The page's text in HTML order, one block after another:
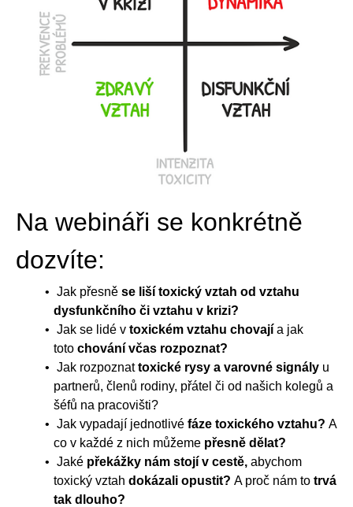
Na webináři se konkrétně
dozvíte:
Jak přesně se liší toxický vztah od vztahu
dysfunkčního či vztahu v krizi?
Jak se lidé v toxickém vztahu chovajía jak
toto chování včas rozpoznat?
Jak rozpoznattoxické rysy a varovné signályu
partnerů, členů rodiny, přátel či od našich kolegů a
šéfů na pracovišti?
Jak vypadají jednotlivé fáze toxického vztahu? A
co v každé z nich můžeme přesně dělat?
Jaké překážky nám stojí v cestě,abychom
toxický vztah dokázali opustit? A proč nám to trvá
tak dlouho?